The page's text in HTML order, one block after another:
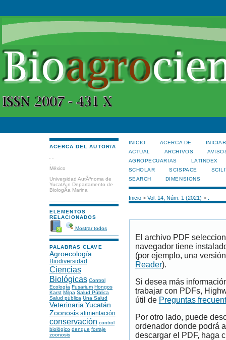
ACERCA DEL AUTOR/A
México
Universidad AutÃ³noma de
YucatÃ¡n Departamento de
BiologÃ­a Marina
ELEMENTOS
RELACIONADOS
Mostrar todos
PALABRAS CLAVE
Agroecología
Biodiversidad
Ciencias
Biológicas Control
Ecología Fusarium Hongos
Karst Milpa Salud Pública
Salud pública Una Salud
Veterinaria Yucatán
Zoonosis alimentación
conservación control
biológico dengue forraje
zoonosis
INICIO ACERCA DE
ACTUAL
ARCHIVOS
AGROPECUARIAS
LATINDEX
SCHOLAR
SCISPACE
SEARCH
DIMENSIONS
Inicio> Vol. 14, Núm. 1 (2021) > .
El archivo PDF
navegador tiene
(por ejemplo, una
Reader).
Si desea más
trabajar con PDFs,
útil de Preguntas
Por otro lado, puede
ordenador donde podrá
descargar el PDF, haga